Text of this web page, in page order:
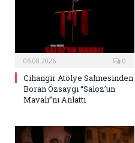
06.08.2026 0
Cihangir Atölye Sahnesinden
Boran Özsaygı “Saloz’un
Mavalı”nı Anlattı